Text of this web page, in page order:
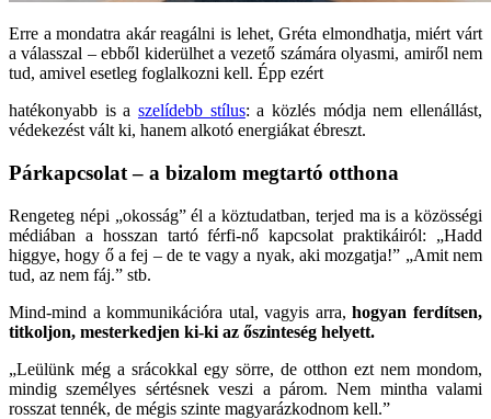
Erre a mondatra akár reagálni is lehet, Gréta elmondhatja, miért várt
a válasszal – ebből kiderülhet a vezető számára olyasmi, amiről nem
tud, amivel esetleg foglalkozni kell. Épp ezért
hatékonyabb is a szelídebb stílus: a közlés módja nem ellenállást,
védekezést vált ki, hanem alkotó energiákat ébreszt.
Párkapcsolat – a bizalom megtartó otthona
Rengeteg népi „okosság” él a köztudatban, terjed ma is a közösségi
médiában a hosszan tartó férfi-nő kapcsolat praktikáiról: „Hadd
higgye, hogy ő a fej – de te vagy a nyak, aki mozgatja!” „Amit nem
tud, az nem fáj.” stb.
Mind-mind a kommunikációra utal, vagyis arra,hogyan ferdítsen,
titkoljon, mesterkedjen ki-ki az őszinteség helyett.
„Leülünk még a srácokkal egy sörre, de otthon ezt nem mondom,
mindig személyes sértésnek veszi a párom. Nem mintha valami
rosszat tennék, de mégis szinte magyarázkodnom kell.”